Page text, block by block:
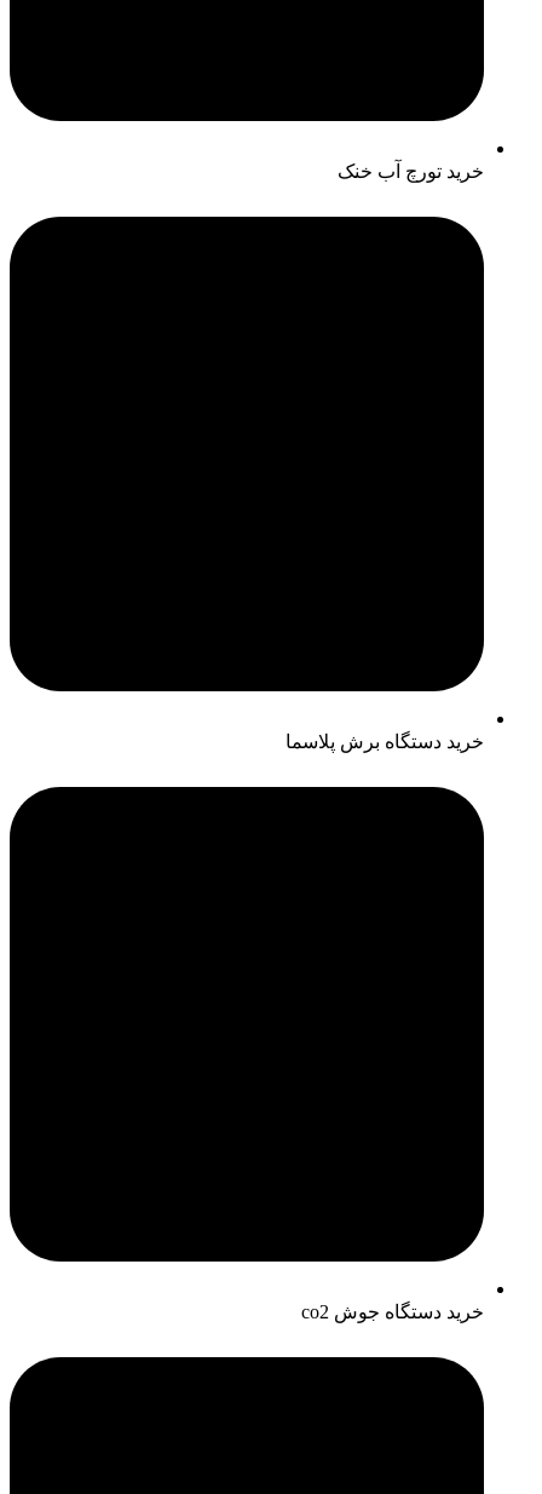
خرید تورچ آب خنک
خرید دستگاه برش پلاسما
خرید دستگاه جوش co2